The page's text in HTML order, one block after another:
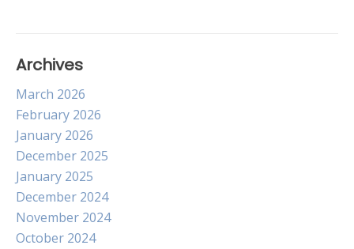
Archives
March 2026
February 2026
January 2026
December 2025
January 2025
December 2024
November 2024
October 2024